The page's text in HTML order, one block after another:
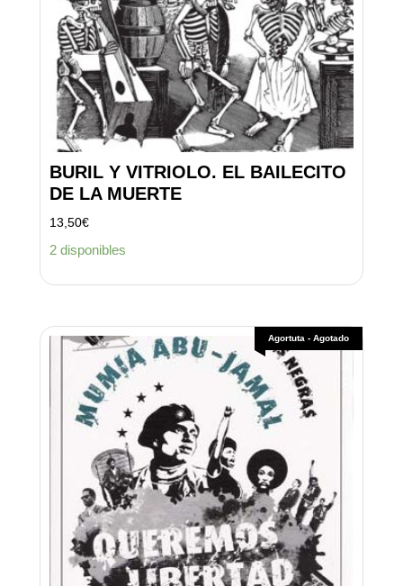
BURIL Y VITRIOLO. EL BAILECITO
DE LA MUERTE
13,50€
2 disponibles
Agortuta - Agotado